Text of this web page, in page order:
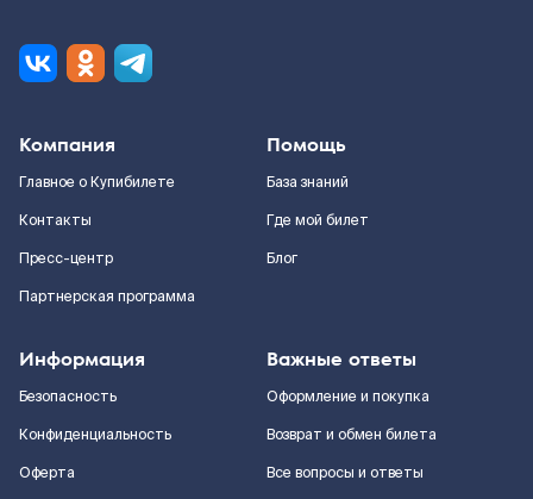
Компания
Главное о Купибилете
Контакты
Пресс-центр
Партнерская программа
Помощь
База знаний
Где мой билет
Блог
Информация
Безопасность
Конфиденциальность
Оферта
Важные ответы
Оформление и покупка
Возврат и обмен билета
Все вопросы и ответы